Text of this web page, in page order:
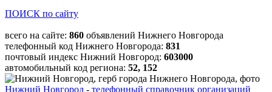
ПОИСК по сайту
всего на сайте: 860 объявлений Нижнего Новгорода
телефонный код Нижнего Новгорода: 831
почтовый индекс Нижний Новгород: 603000
автомобильный код региона: 52, 152
Нижний Новгород - телефонный справочник организаций